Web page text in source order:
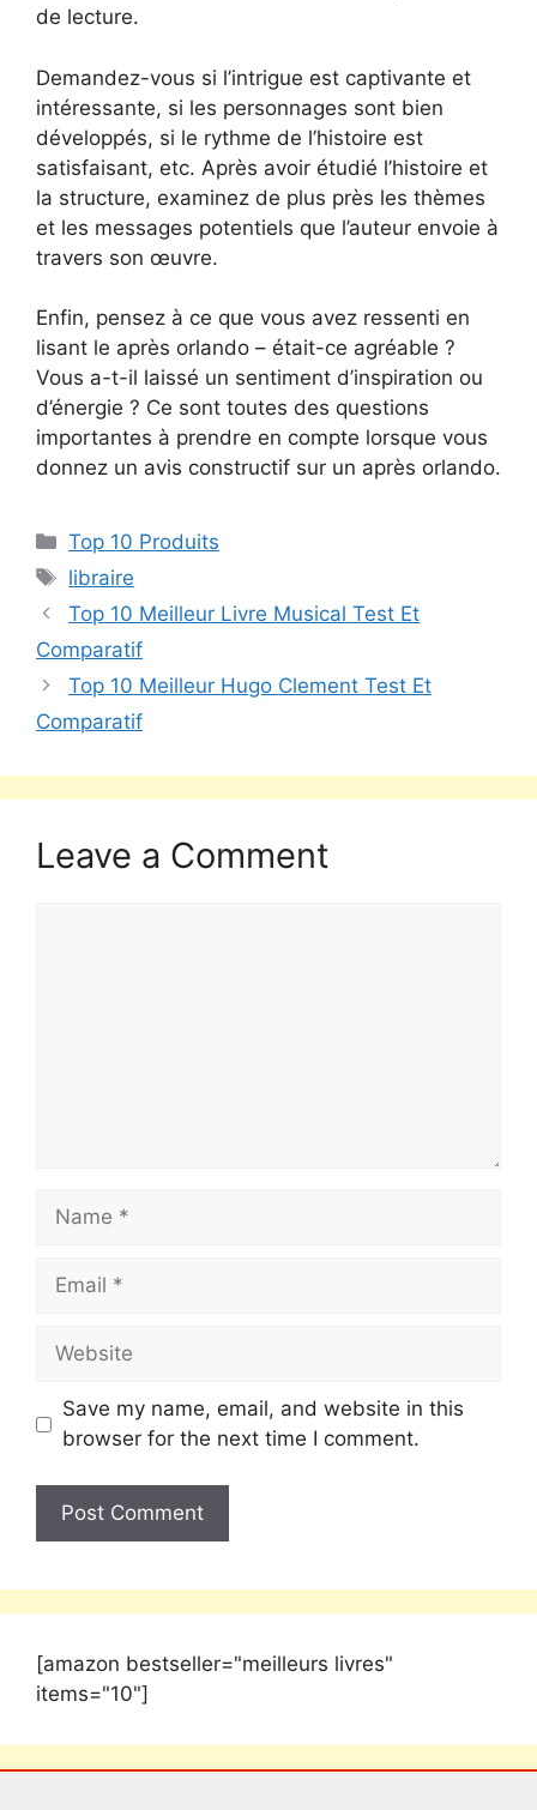
de lecture.
Demandez-vous si l’intrigue est captivante et
intéressante, si les personnages sont bien
développés, si le rythme de l’histoire est
satisfaisant, etc. Après avoir étudié l’histoire et
la structure, examinez de plus près les thèmes
et les messages potentiels que l’auteur envoie à
travers son œuvre.
Enfin, pensez à ce que vous avez ressenti en
lisant le après orlando – était-ce agréable ?
Vous a-t-il laissé un sentiment d’inspiration ou
d’énergie ? Ce sont toutes des questions
importantes à prendre en compte lorsque vous
donnez un avis constructif sur un après orlando.
Top 10 Produits
libraire
Top 10 Meilleur Livre Musical Test Et
Comparatif
Top 10 Meilleur Hugo Clement Test Et
Comparatif
Leave a Comment
Save my name, email, and website in this
browser for the next time I comment.
[amazon bestseller="meilleurs livres"
items="10"]